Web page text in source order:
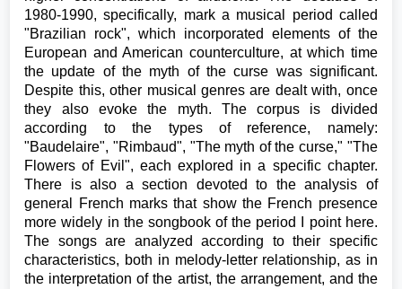
1980-1990, specifically, mark a musical period called
"Brazilian rock", which incorporated elements of the
European and American counterculture, at which time
the update of the myth of the curse was significant.
Despite this, other musical genres are dealt with, once
they also evoke the myth. The corpus is divided
according to the types of reference, namely:
"Baudelaire", "Rimbaud", "The myth of the curse," "The
Flowers of Evil", each explored in a specific chapter.
There is also a section devoted to the analysis of
general French marks that show the French presence
more widely in the songbook of the period I point here.
The songs are analyzed according to their specific
characteristics, both in melody-letter relationship, as in
the interpretation of the artist, the arrangement, and the